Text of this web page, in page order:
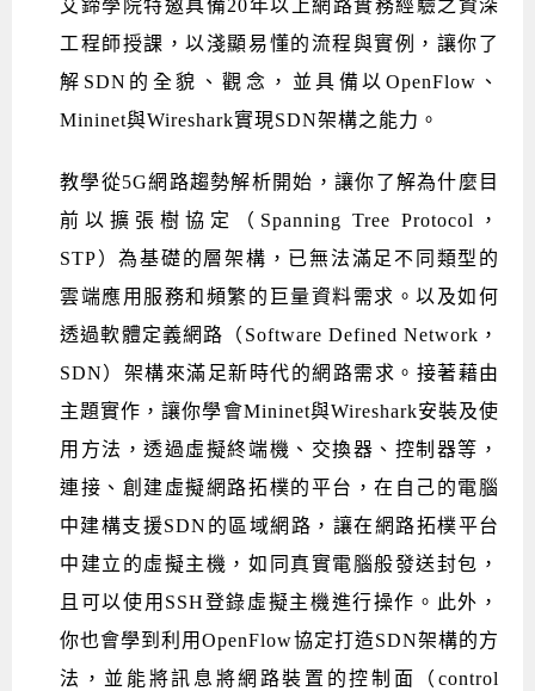
艾鍗學院特邀具備20年以上網路實務經驗之資深
工程師授課，以淺顯易懂的流程與實例，讓你了
解SDN的全貌、觀念，並具備以OpenFlow、
Mininet與Wireshark實現SDN架構之能力。
教學從5G網路趨勢解析開始，讓你了解為什麼目
前以擴張樹協定（Spanning Tree Protocol，
STP）為基礎的層架構，已無法滿足不同類型的
雲端應用服務和頻繁的巨量資料需求。以及如何
透過軟體定義網路（Software Defined Network，
SDN）架構來滿足新時代的網路需求。接著藉由
主題實作，讓你學會Mininet與Wireshark安裝及使
用方法，透過虛擬終端機、交換器、控制器等，
連接、創建虛擬網路拓樸的平台，在自己的電腦
中建構支援SDN的區域網路，讓在網路拓樸平台
中建立的虛擬主機，如同真實電腦般發送封包，
且可以使用SSH登錄虛擬主機進行操作。此外，
你也會學到利用OpenFlow協定打造SDN架構的方
法，並能將訊息將網路裝置的控制面（control